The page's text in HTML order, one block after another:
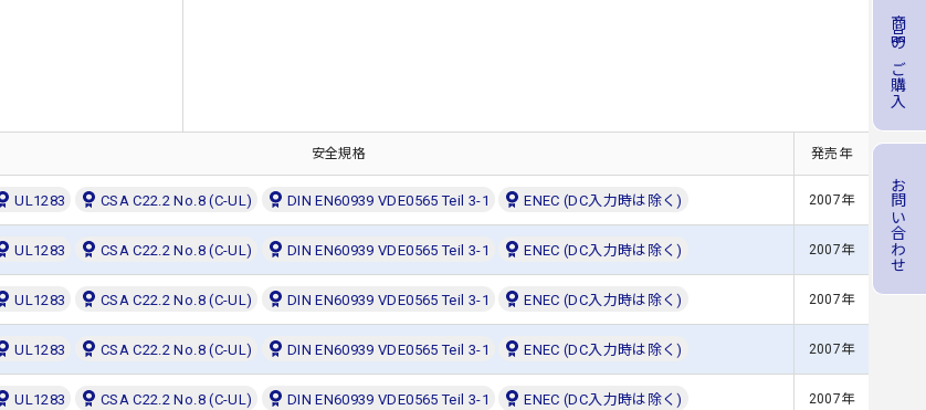
商品のご購入
お問い合わせ
安全規格 発売年
UL1283 CSA C22.2 No.8 (C-UL) DIN EN60939 VDE0565 Teil 3-1 ENEC (DC入力時は除く) 2007年
UL1283 CSA C22.2 No.8 (C-UL) DIN EN60939 VDE0565 Teil 3-1 ENEC (DC入力時は除く) 2007年
UL1283 CSA C22.2 No.8 (C-UL) DIN EN60939 VDE0565 Teil 3-1 ENEC (DC入力時は除く) 2007年
UL1283 CSA C22.2 No.8 (C-UL) DIN EN60939 VDE0565 Teil 3-1 ENEC (DC入力時は除く) 2007年
UL1283 CSA C22.2 No.8 (C-UL) DIN EN60939 VDE0565 Teil 3-1 ENEC (DC入力時は除く) 2007年